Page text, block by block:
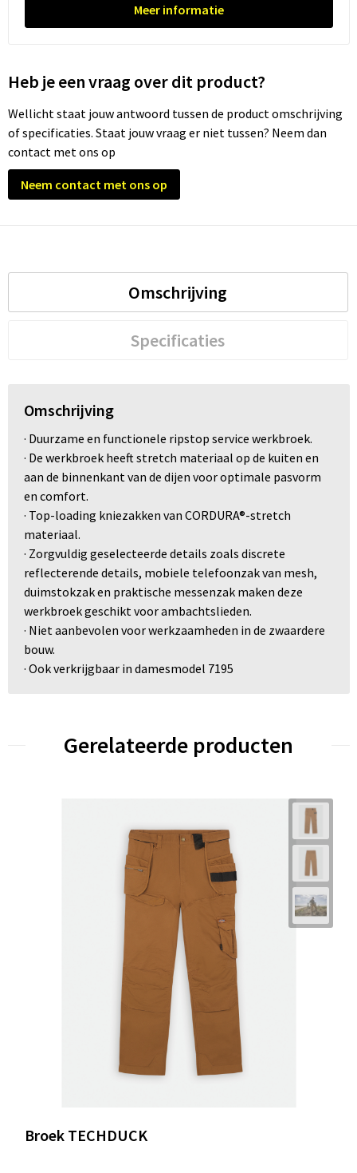
Meer informatie
Heb je een vraag over dit product?
Wellicht staat jouw antwoord tussen de product omschrijving
of specificaties. Staat jouw vraag er niet tussen? Neem dan
contact met ons op
Neem contact met ons op
Omschrijving
Specificaties
Omschrijving
· Duurzame en functionele ripstop service werkbroek.
· De werkbroek heeft stretch materiaal op de kuiten en
aan de binnenkant van de dijen voor optimale pasvorm
en comfort.
· Top-loading kniezakken van CORDURA®-stretch
materiaal.
· Zorgvuldig geselecteerde details zoals discrete
reflecterende details, mobiele telefoonzak van mesh,
duimstokzak en praktische messenzak maken deze
werkbroek geschikt voor ambachtslieden.
· Niet aanbevolen voor werkzaamheden in de zwaardere
bouw.
· Ook verkrijgbaar in damesmodel 7195
Gerelateerde producten
Broek TECHDUCK